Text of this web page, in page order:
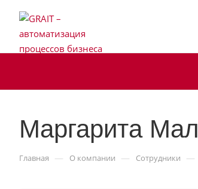
Маргарита
Главная — О компании — Сотрудники —